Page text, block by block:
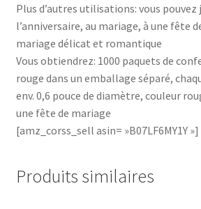
Plus d’autres utilisations: vous
l’anniversaire, au mariage, à une fête
mariage délicat et romantique
Vous obtiendrez: 1000 paquets de
rouge dans un emballage séparé,
env. 0,6 pouce de diamètre, couleur
une fête de mariage
[amz_corss_sell asin= »B07LF6MY1Y »]
Produits similaires